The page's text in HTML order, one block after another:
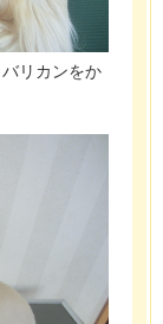
リカンをか